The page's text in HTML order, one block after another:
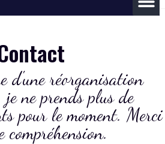
d'une réorganisation
je ne prends plus de
pour le moment. Merci
compréhension.